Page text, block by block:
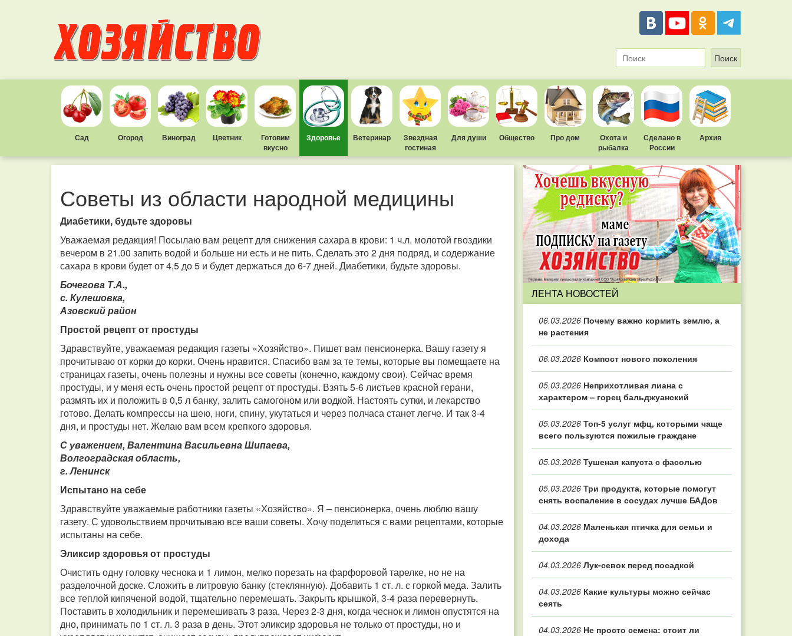
Сад Огород Виноград Цветник
Готовим
вкусно
Здоровье Ветеринар
Звездная
гостиная
Для души Общество Про дом
Охота и
рыбалка
Сделано в
России
Архив
Советы из области народной медицины
Диабетики, будьте здоровы
Уважаемая редакция! Посылаю вам рецепт для снижения сахара в крови: 1 ч.л. молотой гвоздики
вечером в 21.00 запить водой и больше ни есть и не пить. Сделать это 2 дня подряд, и содержание
сахара в крови будет от 4,5 до 5 и будет держаться до 6-7 дней. Диабетики, будьте здоровы.
Бочегова Т.А.,
с. Кулешовка,
Азовский район
Простой рецепт от простуды
Здравствуйте, уважаемая редакция газеты «Хозяйство». Пишет вам пенсионерка. Вашу газету я
прочитываю от корки до корки. Очень нравится. Спасибо вам за те темы, которые вы помещаете на
страницах газеты, очень полезны и нужны все советы (конечно, каждому свои). Сейчас время
простуды, и у меня есть очень простой рецепт от простуды. Взять 5-6 листьев красной герани,
размять их и положить в 0,5 л банку, залить самогоном или водкой. Настоять сутки, и лекарство
готово. Делать компрессы на шею, ноги, спину, укутаться и через полчаса станет легче. И так 3-4
дня, и простуды нет. Желаю вам всем крепкого здоровья.
С уважением, Валентина Васильевна Шипаева,
Волгоградская область,
г. Ленинск
Испытано на себе
Здравствуйте уважаемые работники газеты «Хозяйство». Я – пенсионерка, очень люблю вашу
газету. С удовольствием прочитываю все ваши советы. Хочу поделиться с вами рецептами, которые
испытаны на себе.
Эликсир здоровья от простуды
Очистить одну головку чеснока и 1 лимон, мелко порезать на фарфоровой тарелке, но не на
разделочной доске. Сложить в литровую банку (стеклянную). Добавить 1 ст. л. с горкой меда. Залить
все теплой кипяченой водой, тщательно перемешать. Закрыть крышкой, 3-4 раза перевернуть.
Поставить в холодильник и перемешивать 3 раза. Через 2-3 дня, когда чеснок и лимон опустятся на
дно, принимать по 1 ст. л. 3 раза в день. Этот эликсир здоровья не только от простуды, но и
ЛЕНТА НОВОСТЕЙ
06.03.2026 Почему важно кормить землю, а
не растения
06.03.2026 Компост нового поколения
05.03.2026 Неприхотливая лиана с
характером – горец бальджуанский
05.03.2026 Топ‑5 услуг мфц, которыми чаще
всего пользуются пожилые граждане
05.03.2026 Тушеная капуста с фасолью
05.03.2026 Три продукта, которые помогут
снять воспаление в сосудах лучше БАДов
04.03.2026 Маленькая птичка для семьи и
дохода
04.03.2026 Лук-севок перед посадкой
04.03.2026 Какие культуры можно сейчас
сеять
04.03.2026 Не просто семена: стоит ли